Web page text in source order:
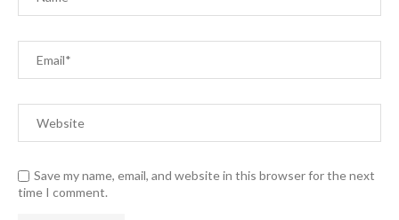
Save my name, email, and website in this browser for the next
time I comment.